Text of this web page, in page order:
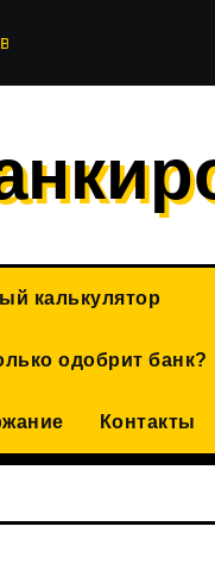
в 2026 году:
калькулятор
одобрит банк?
Контакты